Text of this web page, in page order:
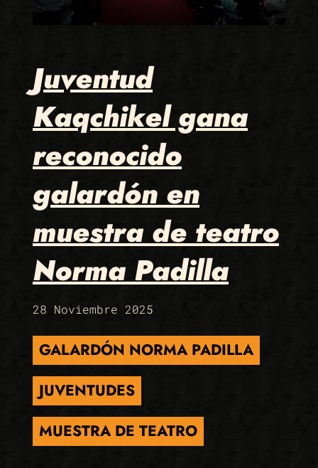
Juventud
Kaqchikel gana
reconocido
galardón en
muestra de teatro
Norma Padilla
28 Noviembre 2025
GALARDÓN NORMA PADILLA
JUVENTUDES
MUESTRA DE TEATRO